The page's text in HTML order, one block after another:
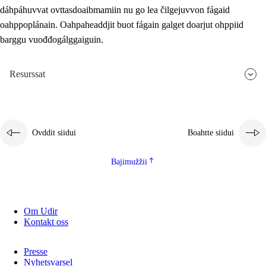
dáhpáhuvvat ovttasdoaibmamiin nu go lea čilgejuvvon fágaid
oahppoplánain. Oahpaheaddjit buot fágain galget doarjut ohppiid
barggu vuođđogálggaiguin.
Resurssat
Ovddit siidui Boahtte siidui
Bajimužžii
Om Udir
Kontakt oss
Presse
Nyhetsvarsel